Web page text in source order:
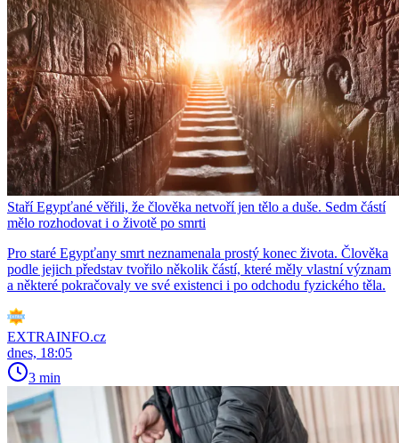
Staří Egypťané věřili, že člověka netvoří jen tělo a duše. Sedm částí
mělo rozhodovat i o životě po smrti
Pro staré Egypťany smrt neznamenala prostý konec života. Člověka
podle jejich představ tvořilo několik částí, které měly vlastní význam
a některé pokračovaly ve své existenci i po odchodu fyzického těla.
EXTRAINFO.cz
dnes, 18:05
3 min